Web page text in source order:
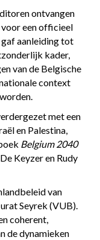
ontvangen
voor een officieel
aanleiding tot
kader,
van de Belgische
context
met een
en Palestina,
Belgium 2040
Keyzer en Rudy
van
Seyrek (VUB).
coherent,
de dynamieken